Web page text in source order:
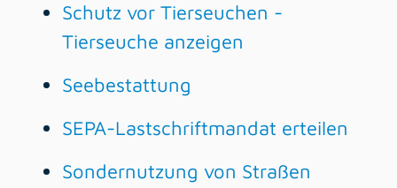
Schutz vor Tierseuchen -
Tierseuche anzeigen
Seebestattung
SEPA-Lastschriftmandat erteilen
Sondernutzung von Straßen